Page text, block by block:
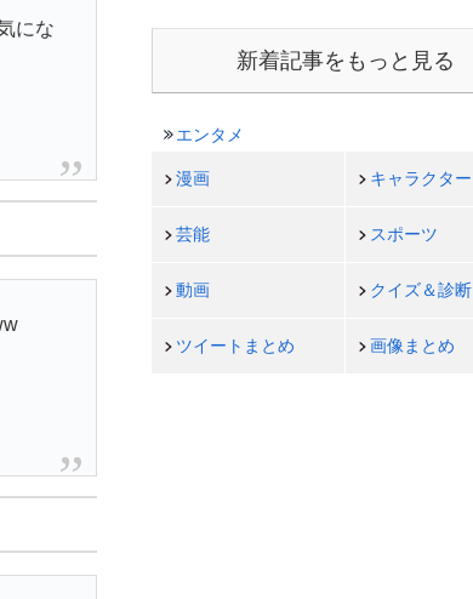
にな
新着記事をもっと見る
エンタメ
漫画 キャラクター
芸能 スポーツ
動画 クイズ＆診断
ツイートまとめ 画像まとめ